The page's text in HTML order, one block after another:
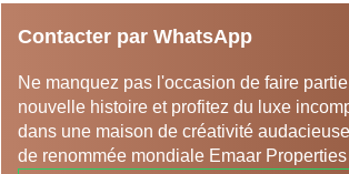
Contacter par WhatsApp
Ne manquez pas l'occasion de faire
nouvelle histoire et profitez du luxe
dans une maison de créativité
de renommée mondiale Emaar Properties